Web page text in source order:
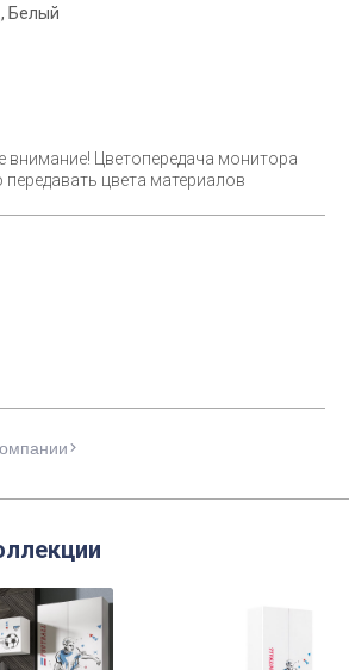
Белый
Цветопередача монитора
цвета материалов